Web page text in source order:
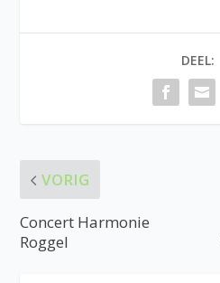
DEEL:
VORIG
Concert Harmonie
Roggel